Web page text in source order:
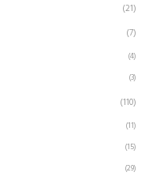
(21)
(7)
(4)
(3)
(110)
(11)
(15)
(29)